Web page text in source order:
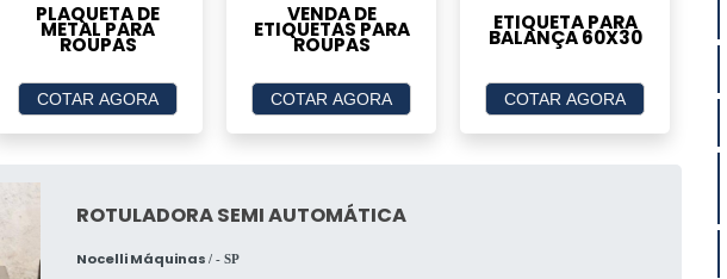
PLAQUETA DE
METAL PARA
ROUPAS
COTAR AGORA
VENDA DE
ETIQUETAS PARA
ROUPAS
COTAR AGORA
ETIQUETA PARA
BALANÇA 60X30
COTAR AGORA
ROTULADORA SEMI AUTOMÁTICA
Nocelli Máquinas/ - SP